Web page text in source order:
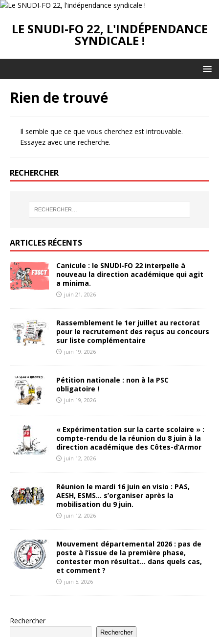
LE SNUDI-FO 22, L'INDÉPENDANCE
SYNDICALE !
Rien de trouvé
Il semble que ce que vous cherchez est introuvable.
Essayez avec une recherche.
RECHERCHER
ARTICLES RÉCENTS
Canicule : le SNUDI-FO 22 interpelle à
nouveau la direction académique qui agit
a minima.
juin 21, 2026
Rassemblement le 1er juillet au rectorat
pour le recrutement des reçus au concours
sur liste complémentaire
juin 19, 2026
Pétition nationale : non à la PSC
obligatoire !
juin 19, 2026
« Expérimentation sur la carte scolaire » :
compte-rendu de la réunion du 8 juin à la
direction académique des Côtes-d’Armor
juin 12, 2026
Réunion le mardi 16 juin en visio : PAS,
AESH, ESMS… s’organiser après la
mobilisation du 9 juin.
juin 12, 2026
Mouvement départemental 2026 : pas de
poste à l’issue de la première phase,
contester mon résultat… dans quels cas,
et comment ?
juin 5, 2026
Rechercher
Rechercher